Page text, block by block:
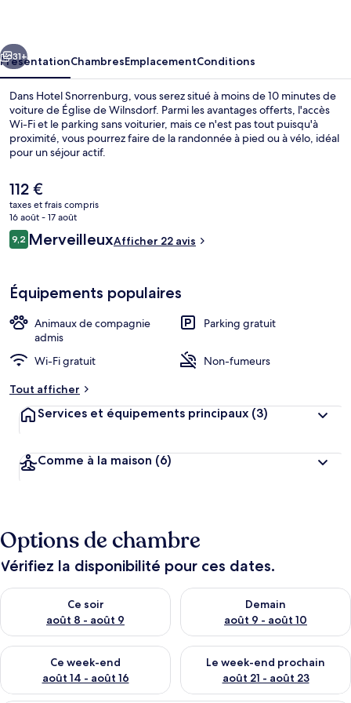
Suivant
31+
PrésentationChambresEmplacementConditions
Dans Hotel Snorrenburg, vous serez situé à moins de 10 minutes de
voiture de Église de Wilnsdorf. Parmi les avantages offerts, l'accès
Wi-Fi et le parking sans voiturier, mais ce n'est pas tout puisqu'à
proximité, vous pourrez faire de la randonnée à pied ou à vélo, idéal
pour un séjour actif.
Le
prix
actuel
est
de
112 €
taxes et frais compris
16 août - 17 août
Avis
voyageurs
9,29,2 sur 10
MerveilleuxAfficher 22 avis
Équipements populaires
Animaux de compagnie
admis
Parking gratuit
Wi-Fi gratuit
Non-fumeurs
Tout afficher
Services et équipements principaux (3)
Comme à la maison (6)
Options de chambre
Vérifiez la disponibilité pour ces dates.
Ce soir
août 8 - août 9
Vérifier la disponibilité pour ce soir août 8 - août 9
Demain
août 9 - août 10
Vérifier la disponibilité pour
Ce week-end
août 14 - août 16
Vérifier la disponibilité pour ce week-end août 14 - août 16
Le week-end prochain
août 21 - août 23
Vérifier la disponibilité pour